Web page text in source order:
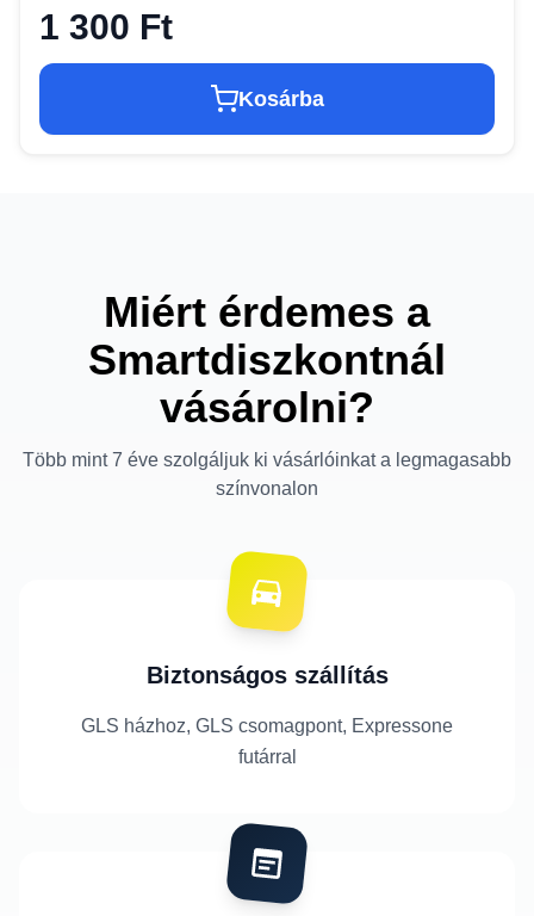
1 300 Ft
Kosárba
Miért érdemes a
Smartdiszkontnál
vásárolni?
Több mint 7 éve szolgáljuk ki vásárlóinkat a legmagasabb
színvonalon
Biztonságos szállítás
GLS házhoz, GLS csomagpont, Expressone
futárral